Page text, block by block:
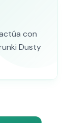
con
Dusty